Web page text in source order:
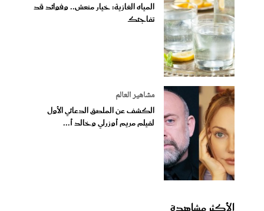
المياه الغازية: خيار منعش.. وفوائد قد
تفاجئك
مشاهير العالم
الكشف عن الملصق الدعائي الأول
لفيلم مريم أوزرلي وخالد أ...